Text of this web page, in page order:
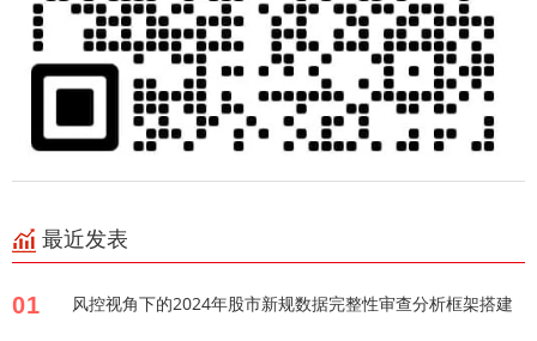
最近发表
01 风控视角下的2024年股市新规数据完整性审查分析框架搭建